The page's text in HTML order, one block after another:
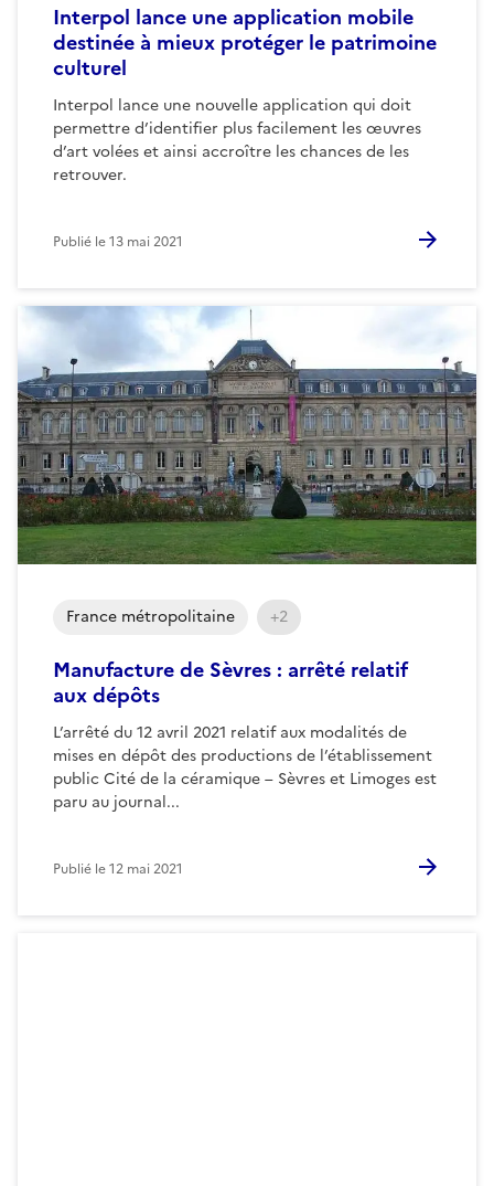
Interpol lance une application mobile
destinée à mieux protéger le patrimoine
culturel
Interpol lance une nouvelle application qui doit
permettre d’identifier plus facilement les œuvres
d’art volées et ainsi accroître les chances de les
retrouver.
Publié le13 mai 2021
Manufacture de Sèvres : arrêté relatif
aux dépôts
L’arrêté du 12 avril 2021 relatif aux modalités de
mises en dépôt des productions de l’établissement
public Cité de la céramique – Sèvres et Limoges est
paru au journal...
France métropolitaine +2
Publié le12 mai 2021